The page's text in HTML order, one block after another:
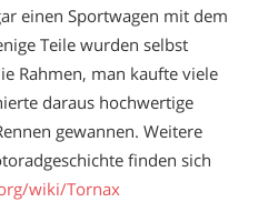
einen Sportwagen mit dem
Teile wurden selbst
Rahmen, man kaufte viele
daraus hochwertige
gewannen. Weitere
finden sich
wiki/Tornax